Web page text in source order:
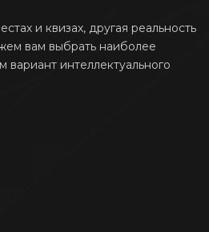
и квизах, другая реальность
вам выбрать наиболее
интеллектуального